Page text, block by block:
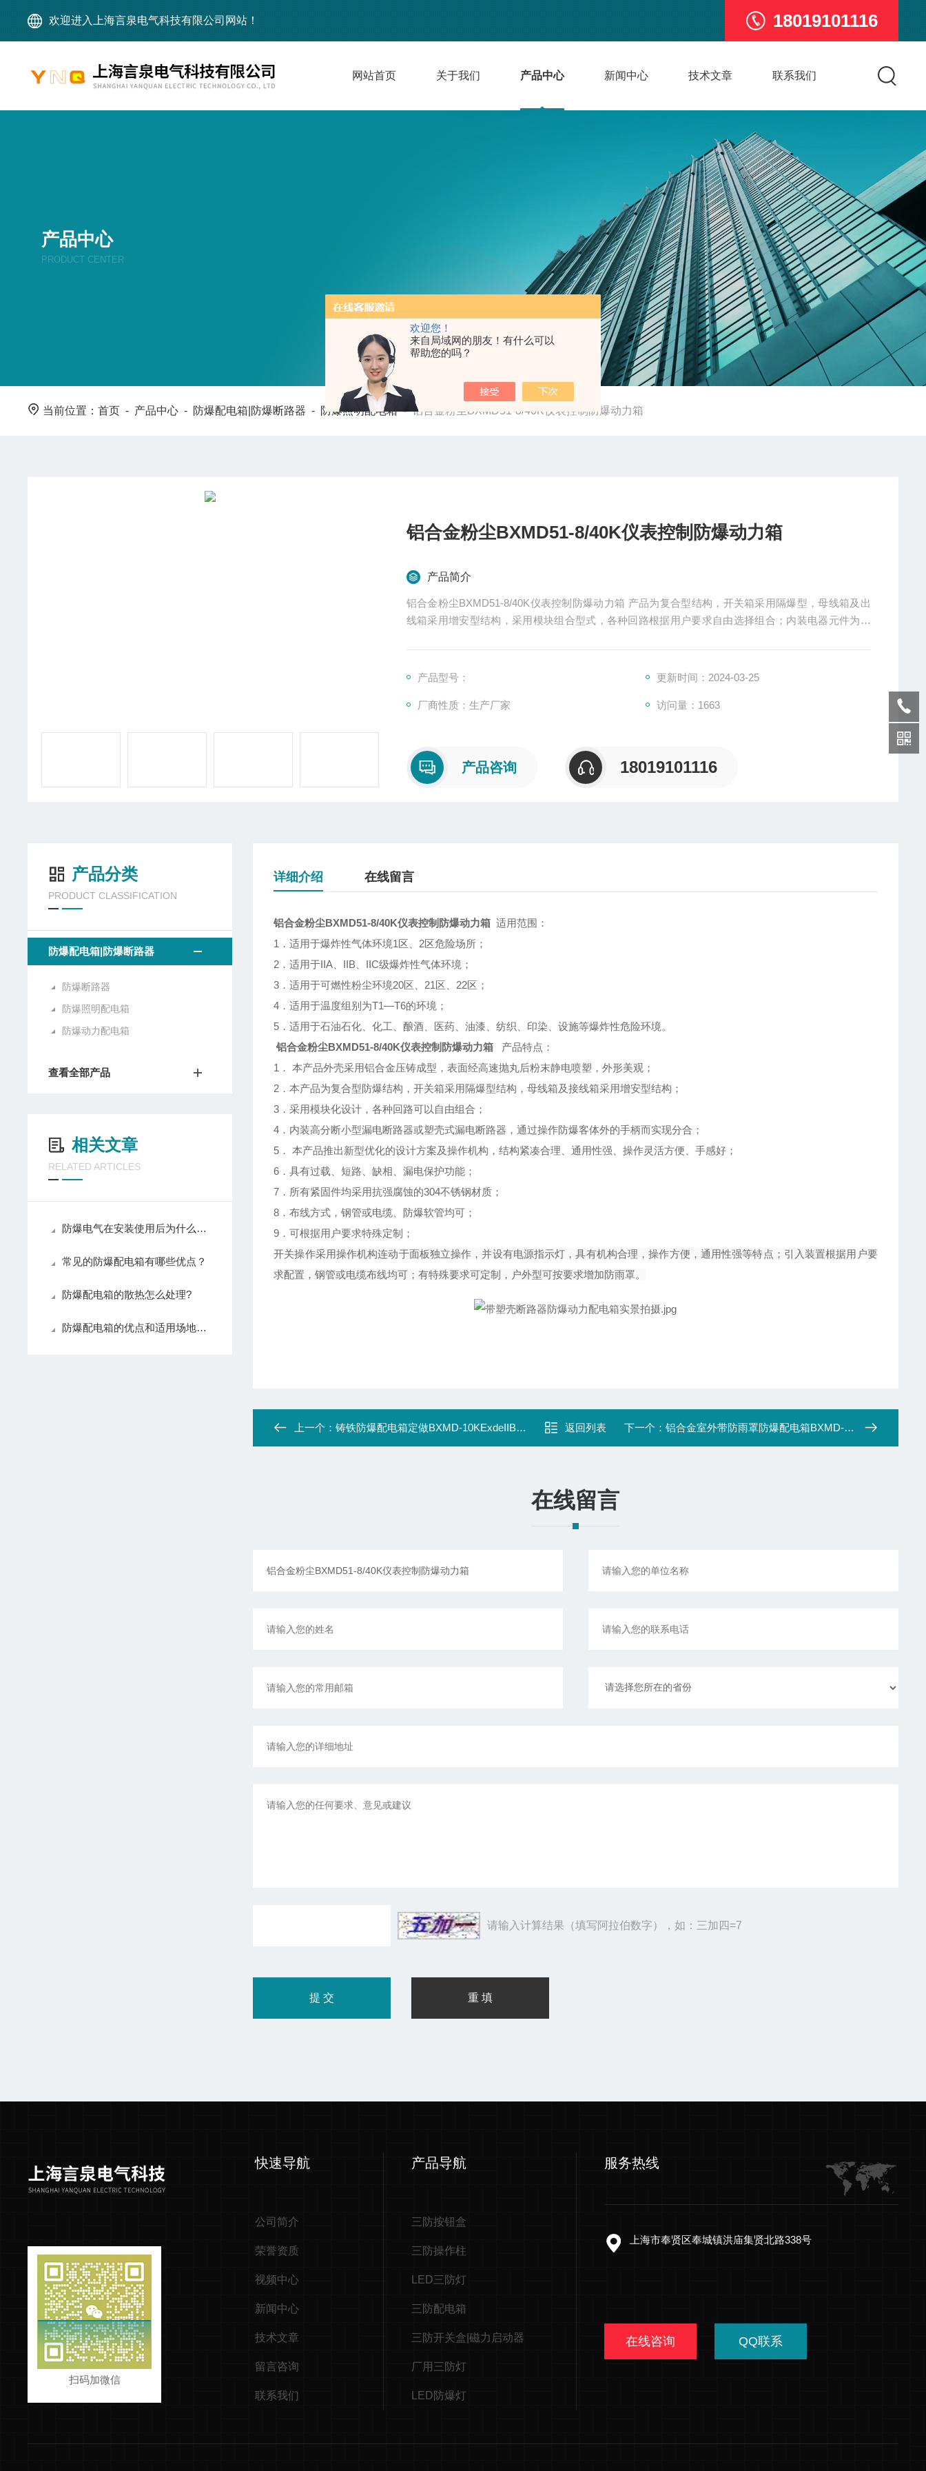
欢迎您！
来自局域网的朋友！有什么可以
帮助您的吗？
欢迎进入上海言泉电气科技有限公司网站！ 18019101116
网站首页 关于我们 产品中心 新闻中心 技术文章 联系我们
产品中心
PRODUCT CENTER
当前位置：首页 - 产品中心 - 防爆配电箱|防爆断路器 - 防爆照明配电箱-铝合金粉尘BXMD51-8/40K仪表控制防爆动力箱
铝合金粉尘BXMD51-8/40K仪表控制防爆动力箱
产品简介
铝合金粉尘BXMD51-8/40K仪表控制防爆动力箱 产品为复合型结构，开关箱采用隔爆型，母线箱及出
线箱采用增安型结构，采用模块组合型式，各种回路根据用户要求自由选择组合；内装电器元件为小
产品型号： 更新时间：2024-03-25
厂商性质：生产厂家 访问量：1663
产品咨询 18019101116
产品分类
PRODUCT CLASSIFICATION
防爆配电箱|防爆断路器
防爆断路器
防爆照明配电箱
防爆动力配电箱
查看全部产品
相关文章
RELATED ARTICLES
防爆电气在安装使用后为什么要定期维护呢？
常见的防爆配电箱有哪些优点？
防爆配电箱的散热怎么处理?
防爆配电箱的优点和适用场地是什么？
详细介绍 在线留言
铝合金粉尘BXMD51-8/40K仪表控制防爆动力箱 适用范围：
1．适用于爆炸性气体环境1区、2区危险场所；
2．适用于IIA、IIB、IIC级爆炸性气体环境；
3．适用于可燃性粉尘环境20区、21区、22区；
4．适用于温度组别为T1—T6的环境；
5．适用于石油石化、化工、酿酒、医药、油漆、纺织、印染、设施等爆炸性危险环境。
铝合金粉尘BXMD51-8/40K仪表控制防爆动力箱
产品特点：
1． 本产品外壳采用铝合金压铸成型，表面经高速抛丸后粉末静电喷塑，外形美观；
2．本产品为复合型防爆结构，开关箱采用隔爆型结构，母线箱及接线箱采用增安型结构；
3．采用模块化设计，各种回路可以自由组合；
4．内装高分断小型漏电断路器或塑壳式漏电断路器，通过操作防爆客体外的手柄而实现分合；
5． 本产品推出新型优化的设计方案及操作机构，结构紧凑合理、通用性强、操作灵活方便、手感好；
6．具有过载、短路、缺相、漏电保护功能；
7．所有紧固件均采用抗强腐蚀的304不锈钢材质；
8．布线方式，钢管或电缆、防爆软管均可；
9．可根据用户要求特殊定制；
开关操作采用操作机构连动于面板独立操作，并设有电源指示灯，具有机构合理，操作方便，通用性强等特点；引入装置根据用户要
求配置，钢管或电缆布线均可；有特殊要求可定制，户外型可按要求增加防雨罩。
上一个：铸铁防爆配电箱定做BXMD-10KExdeIIBT4 返回列表 下一个： 铝合金室外带防雨罩防爆配电箱BXMD-5K/32A
在线留言
请输入计算结果（填写阿拉伯数字），如：三加四=7
扫码加微信
快速导航
公司简介
荣誉资质
视频中心
新闻中心
技术文章
留言咨询
联系我们
产品导航
三防按钮盒
三防操作柱
LED三防灯
三防配电箱
三防开关盒|磁力启动器
厂用三防灯
LED防爆灯
服务热线
上海市奉贤区奉城镇洪庙集贤北路338号
在线咨询 QQ联系